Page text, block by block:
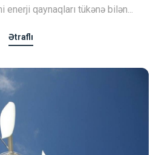
qaynaqları tükənə bilən...
Ətraflı